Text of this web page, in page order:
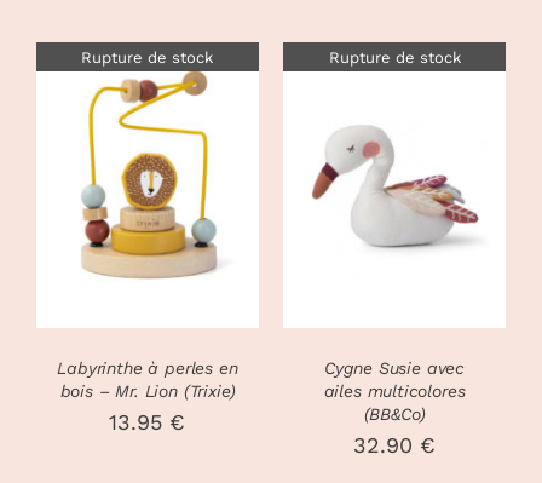
initial
était :
20.00 €.
actuel
est :
Rupture de stock
DÉTAILS
Labyrinthe à perles en
bois – Mr. Lion (Trixie)
13.95 €
Rupture de stock
DÉTAILS
Cygne Susie avec
ailes multicolores
(BB&Co)
32.90 €